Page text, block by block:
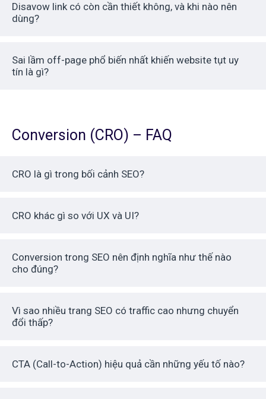
Disavow link có còn cần thiết không, và khi nào nên
dùng?
Sai lầm off-page phổ biến nhất khiến website tụt uy
tín là gì?
Conversion (CRO) – FAQ
CRO là gì trong bối cảnh SEO?
CRO khác gì so với UX và UI?
Conversion trong SEO nên định nghĩa như thế nào
cho đúng?
Vì sao nhiều trang SEO có traffic cao nhưng chuyển
đổi thấp?
CTA (Call-to-Action) hiệu quả cần những yếu tố nào?